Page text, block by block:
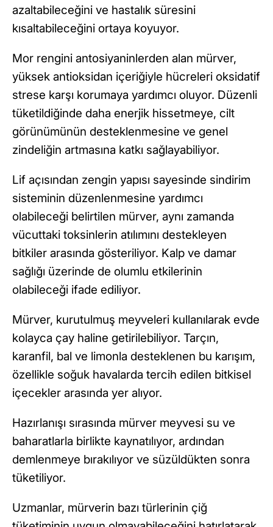
azaltabileceğini ve hastalık süresini
kısaltabileceğini ortaya koyuyor.
Mor rengini antosiyaninlerden alan mürver,
yüksek antioksidan içeriğiyle hücreleri oksidatif
strese karşı korumaya yardımcı oluyor. Düzenli
tüketildiğinde daha enerjik hissetmeye, cilt
görünümünün desteklenmesine ve genel
zindeliğin artmasına katkı sağlayabiliyor.
Lif açısından zengin yapısı sayesinde sindirim
sisteminin düzenlenmesine yardımcı
olabileceği belirtilen mürver, aynı zamanda
vücuttaki toksinlerin atılımını destekleyen
bitkiler arasında gösteriliyor. Kalp ve damar
sağlığı üzerinde de olumlu etkilerinin
olabileceği ifade ediliyor.
Mürver, kurutulmuş meyveleri kullanılarak evde
kolayca çay haline getirilebiliyor. Tarçın,
karanfil, bal ve limonla desteklenen bu karışım,
özellikle soğuk havalarda tercih edilen bitkisel
içecekler arasında yer alıyor.
Hazırlanışı sırasında mürver meyvesi su ve
baharatlarla birlikte kaynatılıyor, ardından
demlenmeye bırakılıyor ve süzüldükten sonra
tüketiliyor.
Uzmanlar, mürverin bazı türlerinin çiğ